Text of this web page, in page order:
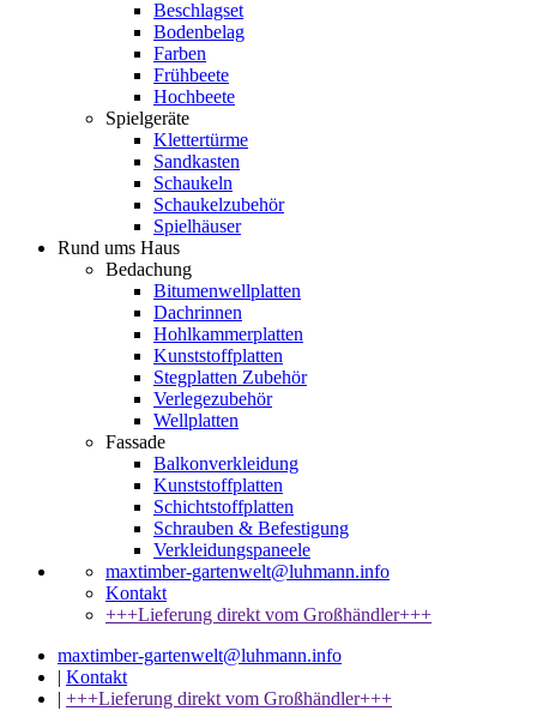
Beschlagset
Bodenbelag
Farben
Frühbeete
Hochbeete
Spielgeräte
Klettertürme
Sandkasten
Schaukeln
Schaukelzubehör
Spielhäuser
Rund ums Haus
Bedachung
Bitumenwellplatten
Dachrinnen
Hohlkammerplatten
Kunststoffplatten
Stegplatten Zubehör
Verlegezubehör
Wellplatten
Fassade
Balkonverkleidung
Kunststoffplatten
Schichtstoffplatten
Schrauben & Befestigung
Verkleidungspaneele
maxtimber-gartenwelt@luhmann.info
Kontakt
+++Lieferung direkt vom Großhändler+++
maxtimber-gartenwelt@luhmann.info
| Kontakt
| +++Lieferung direkt vom Großhändler+++